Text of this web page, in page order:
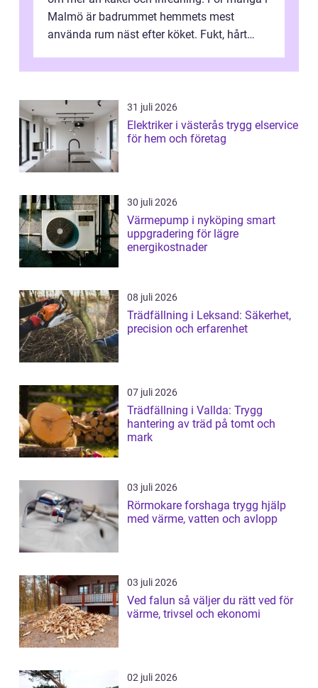
Malmö är badrummet hemmets mest
använda rum näst efter köket. Fukt, hårt
...
31 juli 2026
Elektriker i västerås trygg elservice
för hem och företag
30 juli 2026
Värmepump i nyköping smart
uppgradering för lägre
energikostnader
08 juli 2026
Trädfällning i Leksand: Säkerhet,
precision och erfarenhet
07 juli 2026
Trädfällning i Vallda: Trygg
hantering av träd på tomt och
mark
03 juli 2026
Rörmokare forshaga trygg hjälp
med värme, vatten och avlopp
03 juli 2026
Ved falun så väljer du rätt ved för
värme, trivsel och ekonomi
02 juli 2026